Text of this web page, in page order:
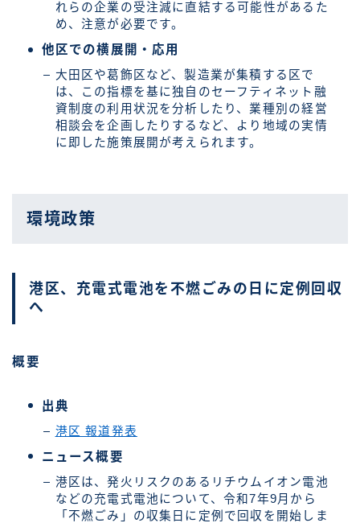
れらの企業の受注減に直結する可能性があるた
め、注意が必要です。
他区での横展開・応用
大田区や葛飾区など、製造業が集積する区で
は、この指標を基に独自のセーフティネット融
資制度の利用状況を分析したり、業種別の経営
相談会を企画したりするなど、より地域の実情
に即した施策展開が考えられます。
環境政策
港区、充電式電池を不燃ごみの日に定例回収
へ
概要
出典
港区 報道発表
ニュース概要
港区は、発火リスクのあるリチウムイオン電池
などの充電式電池について、令和7年9月から
「不燃ごみ」の収集日に定例で回収を開始しま